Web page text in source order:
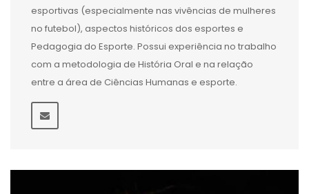
esportivas (especialmente nas vivências de mulheres
no futebol), aspectos históricos dos esportes e
Pedagogia do Esporte. Possui experiência no trabalho
com a metodologia de História Oral e na relação
entre a área de Ciências Humanas e esporte.